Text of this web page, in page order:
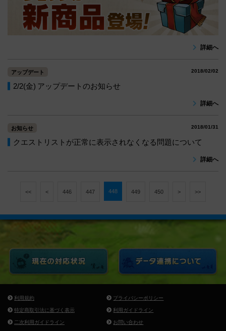
詳細へ
アップデート 2018/02/02
2/2(金) アップデートのお知らせ
詳細へ
お知らせ 2018/01/31
クエストリストが正常に表示されなくなる問題について
詳細へ
<< < 446 447 448 449 450 > >>
利用規約
プライバシーポリシー
特定商取引法に基づく表示
利用ガイドライン
二次利用ガイドライン
お問い合わせ